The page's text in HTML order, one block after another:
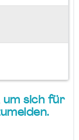
um sich für